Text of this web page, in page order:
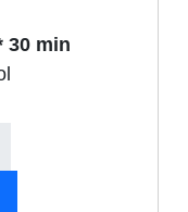
30 min